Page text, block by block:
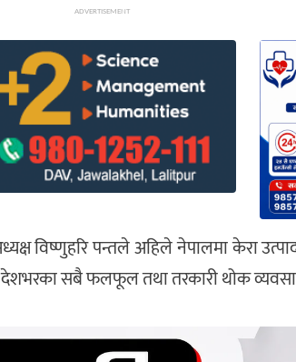
ADVERTISEMENT
विष्णुहरि पन्तले अहिले नेपालमा केरा
देशभरका सबै फलफूल तथा तरकारी थोक